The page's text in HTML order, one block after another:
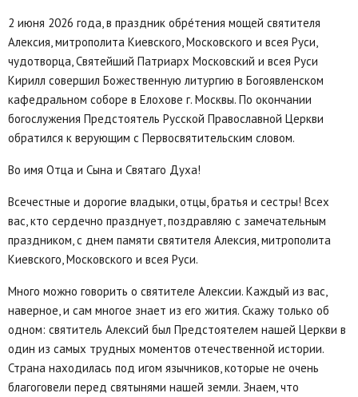
2 июня 2026 года, в праздник обре́тения мощей святителя
Алексия, митрополита Киевского, Московского и всея Руси,
чудотворца, Святейший Патриарх Московский и всея Руси
Кирилл совершил Божественную литургию в Богоявленском
кафедральном соборе в Елохове г. Москвы. По окончании
богослужения Предстоятель Русской Православной Церкви
обратился к верующим с Первосвятительским словом.
Во имя Отца и Сына и Святаго Духа!
Всечестные и дорогие владыки, отцы, братья и сестры! Всех
вас, кто сердечно празднует, поздравляю с замечательным
праздником, с днем памяти святителя Алексия, митрополита
Киевского, Московского и всея Руси.
Много можно говорить о святителе Алексии. Каждый из вас,
наверное, и сам многое знает из его жития. Скажу только об
одном: святитель Алексий был Предстоятелем нашей Церкви в
один из самых трудных моментов отечественной истории.
Страна находилась под игом язычников, которые не очень
благоговели перед святынями нашей земли. Знаем, что